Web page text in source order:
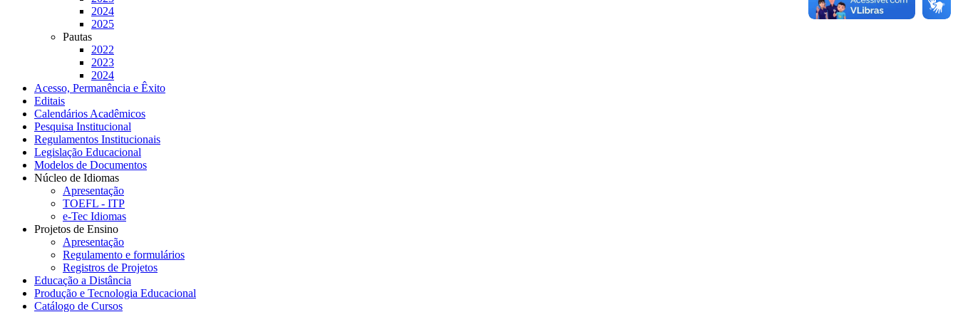
2024
2025
Pautas
2022
2023
2024
Acesso, Permanência e Êxito
Editais
Calendários Acadêmicos
Pesquisa Institucional
Regulamentos Institucionais
Legislação Educacional
Modelos de Documentos
Núcleo de Idiomas
Apresentação
TOEFL - ITP
e-Tec Idiomas
Projetos de Ensino
Apresentação
Regulamento e formulários
Registros de Projetos
Educação a Distância
Produção e Tecnologia Educacional
Catálogo de Cursos